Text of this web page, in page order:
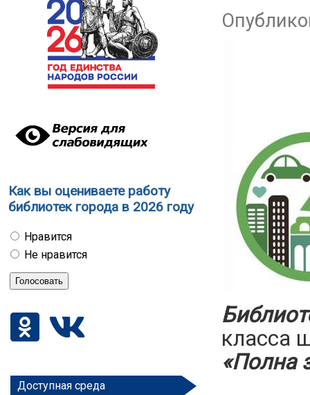
Как вы оцениваете работу
библиотек города в 2026 году
Нравится
Не нравится
Доступная среда
класса
«Полна